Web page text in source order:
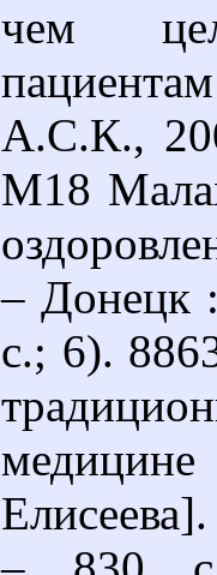
чем
А.С.К.,
М18
– Донецк
с.; 6).